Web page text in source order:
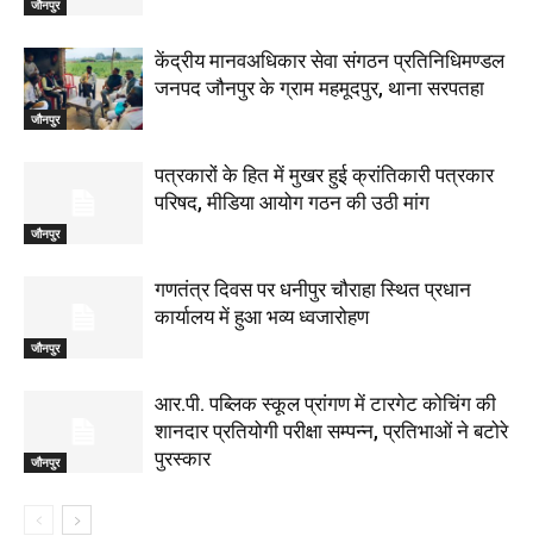
जौनपुर
जौनपुर
केंद्रीय मानवअधिकार सेवा संगठन प्रतिनिधिमण्डल
जनपद जौनपुर के ग्राम महमूदपुर, थाना सरपतहा
जौनपुर
पत्रकारों के हित में मुखर हुई क्रांतिकारी पत्रकार
परिषद, मीडिया आयोग गठन की उठी मांग
जौनपुर
गणतंत्र दिवस पर धनीपुर चौराहा स्थित प्रधान
कार्यालय में हुआ भव्य ध्वजारोहण
जौनपुर
आर.पी. पब्लिक स्कूल प्रांगण में टारगेट कोचिंग की
शानदार प्रतियोगी परीक्षा सम्पन्न, प्रतिभाओं ने बटोरे
पुरस्कार